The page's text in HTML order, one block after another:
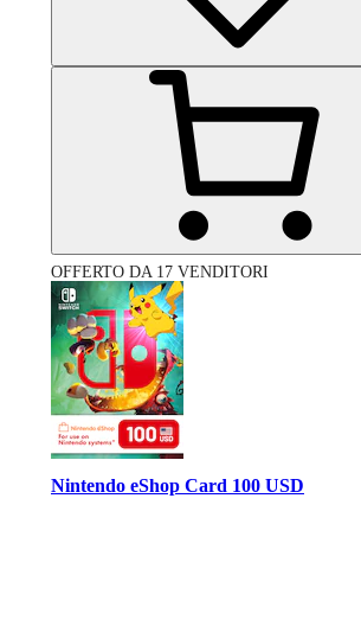
OFFERTO DA 17 VENDITORI
Nintendo eShop Card 100 USD